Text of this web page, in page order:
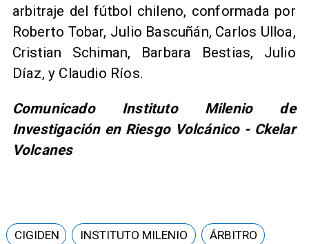
arbitraje del fútbol chileno, conformada por
Roberto Tobar, Julio Bascuñán, Carlos Ulloa,
Cristian Schiman, Barbara Bestias, Julio
Díaz, y Claudio Ríos.
Comunicado Instituto Milenio de
Investigación en Riesgo Volcánico - Ckelar
Volcanes
CIGIDEN INSTITUTO MILENIO
ÁRBITRO